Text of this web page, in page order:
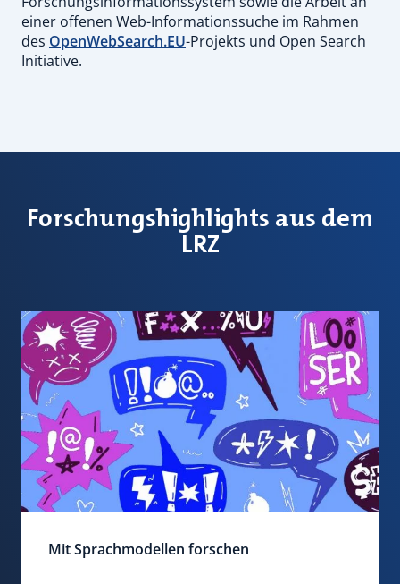
einer offenen Web-Informationssuche im Rahmen
des OpenWebSearch.EU-Projekts und Open Search
Initiative.
Forschungshighlights aus dem
LRZ
Mit Sprachmodellen forschen